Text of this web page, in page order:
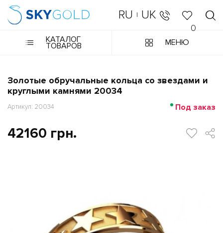
RU | UK
0
КАТАЛОГ
ТОВАРОВ МЕНЮ
Золотые обручальные кольца со звездами и
круглыми камнями 20034
Артикул: 20034 Под заказ
42160 грн.